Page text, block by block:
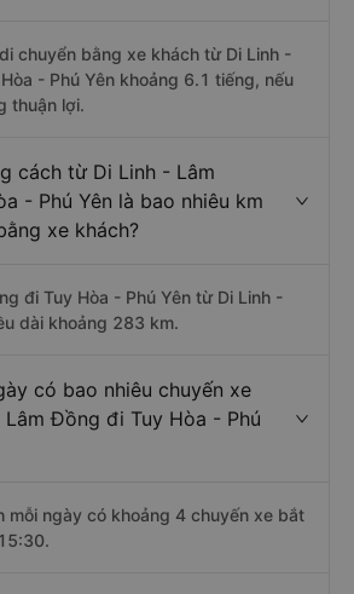
chuyển bằng xe khách từ Di Linh -
- Phú Yên khoảng 6.1 tiếng, nếu
thuận lợi.
cách từ Di Linh - Lâm
- Phú Yên là bao nhiêu km
xe khách?
đi Tuy Hòa - Phú Yên từ Di Linh -
dài khoảng 283 km.
có bao nhiêu chuyến xe
Đồng đi Tuy Hòa - Phú
mỗi ngày có khoảng 4 chuyến xe bắt